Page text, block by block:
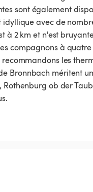
sont également
idyllique avec de
à 2 km et n'est
compagnons à
recommandons les
Bronnbach méritent
ob der